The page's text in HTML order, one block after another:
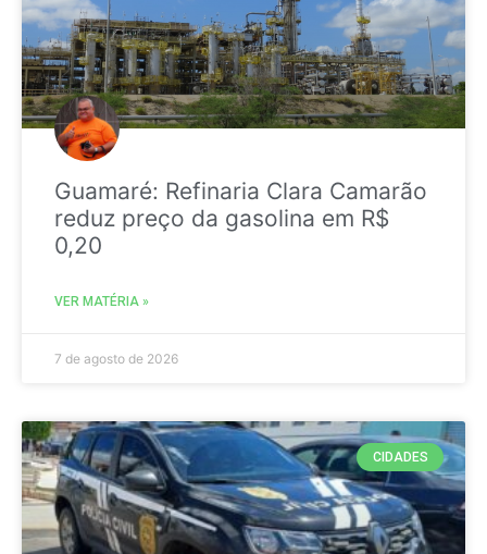
Guamaré: Refinaria Clara Camarão
reduz preço da gasolina em R$
0,20
VER MATÉRIA »
7 de agosto de 2026
CIDADES